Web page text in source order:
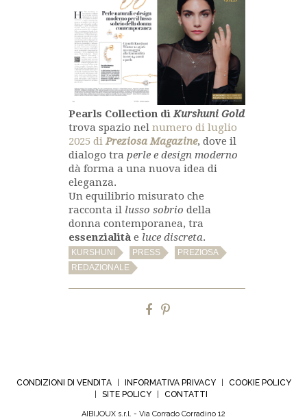
Pearls Collection diKurshuni Gold
trova spazio nel numero di luglio
2025 diPreziosa Magazine, dove il
dialogo tra perle e design moderno
dà forma a una nuova idea di
eleganza.
Un equilibrio misurato che
racconta il lusso sobrio della
donna contemporanea, tra
essenzialità e luce discreta.
KURSHUNI PRESS PREZIOSA
REDAZIONALE
CONDIZIONI DI VENDITA INFORMATIVA PRIVACY COOKIE POLICY
SITE POLICY CONTATTI
AIBIJOUX s.r.l. - Via Corrado Corradino 12